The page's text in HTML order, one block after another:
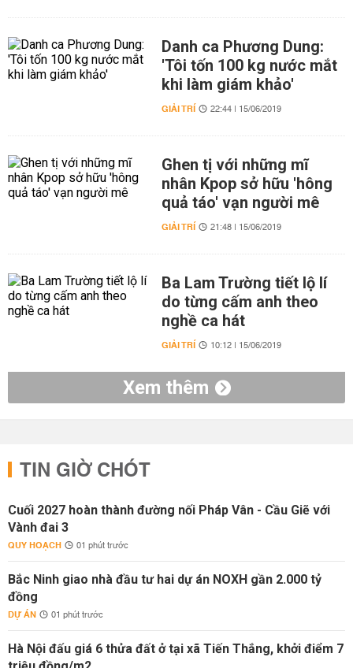
Danh ca Phương Dung:
'Tôi tốn 100 kg nước mắt
khi làm giám khảo'
GIẢI TRÍ 22:44 | 15/06/2019
Ghen tị với những mĩ
nhân Kpop sở hữu 'hông
quả táo' vạn người mê
GIẢI TRÍ 21:48 | 15/06/2019
Ba Lam Trường tiết lộ lí
do từng cấm anh theo
nghề ca hát
GIẢI TRÍ 10:12 | 15/06/2019
Xem thêm
TIN GIỜ CHÓT
Cuối 2027 hoàn thành đường nối Pháp Vân - Cầu Giẽ với
Vành đai 3
QUY HOẠCH 01 phút trước
Bắc Ninh giao nhà đầu tư hai dự án NOXH gần 2.000 tỷ
đồng
DỰ ÁN 01 phút trước
Hà Nội đấu giá 6 thửa đất ở tại xã Tiến Thắng, khởi điểm 7